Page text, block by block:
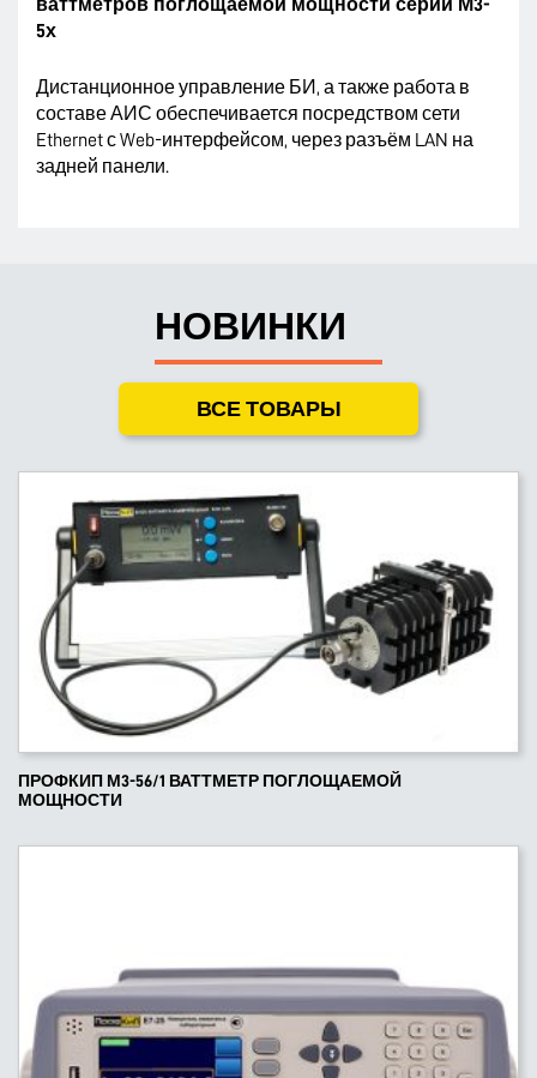
ваттметров поглощаемой мощности серии М3-
5х
Дистанционное управление БИ, а также работа в
составе АИС обеспечивается посредством сети
Ethernet с Web-интерфейсом, через разъём LAN на
задней панели.
НОВИНКИ
ВСЕ ТОВАРЫ
ПРОФКИП М3-56/1 ВАТТМЕТР ПОГЛОЩАЕМОЙ
МОЩНОСТИ